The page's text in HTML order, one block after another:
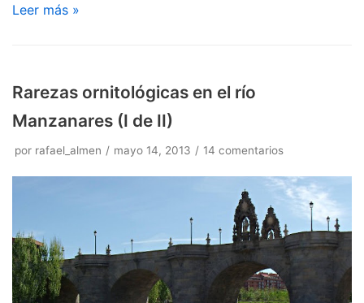
Leer más »
Rarezas ornitológicas en el río
Manzanares (I de II)
por rafael_almen mayo 14, 2013 14 comentarios